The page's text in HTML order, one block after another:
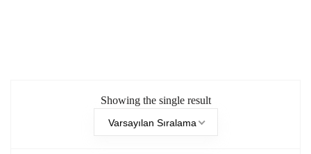
Showing the single result
Varsayılan Sıralama